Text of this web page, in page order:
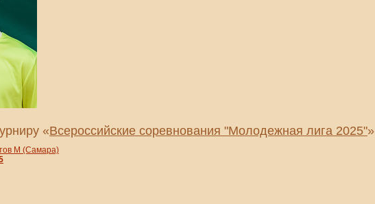
«Всероссийские соревнования "Молодежная лига 2025"»
М (Самара)